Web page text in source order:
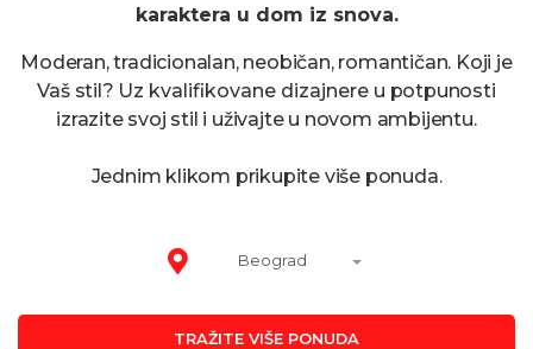
karaktera u dom iz snova.
Moderan, tradicionalan, neobičan, romantičan. Koji je
Vaš stil? Uz kvalifikovane dizajnere u potpunosti
izrazite svoj stil i uživajte u novom ambijentu.
Jednim klikom prikupite više ponuda.
Beograd
TRAŽITE VIŠE PONUDA